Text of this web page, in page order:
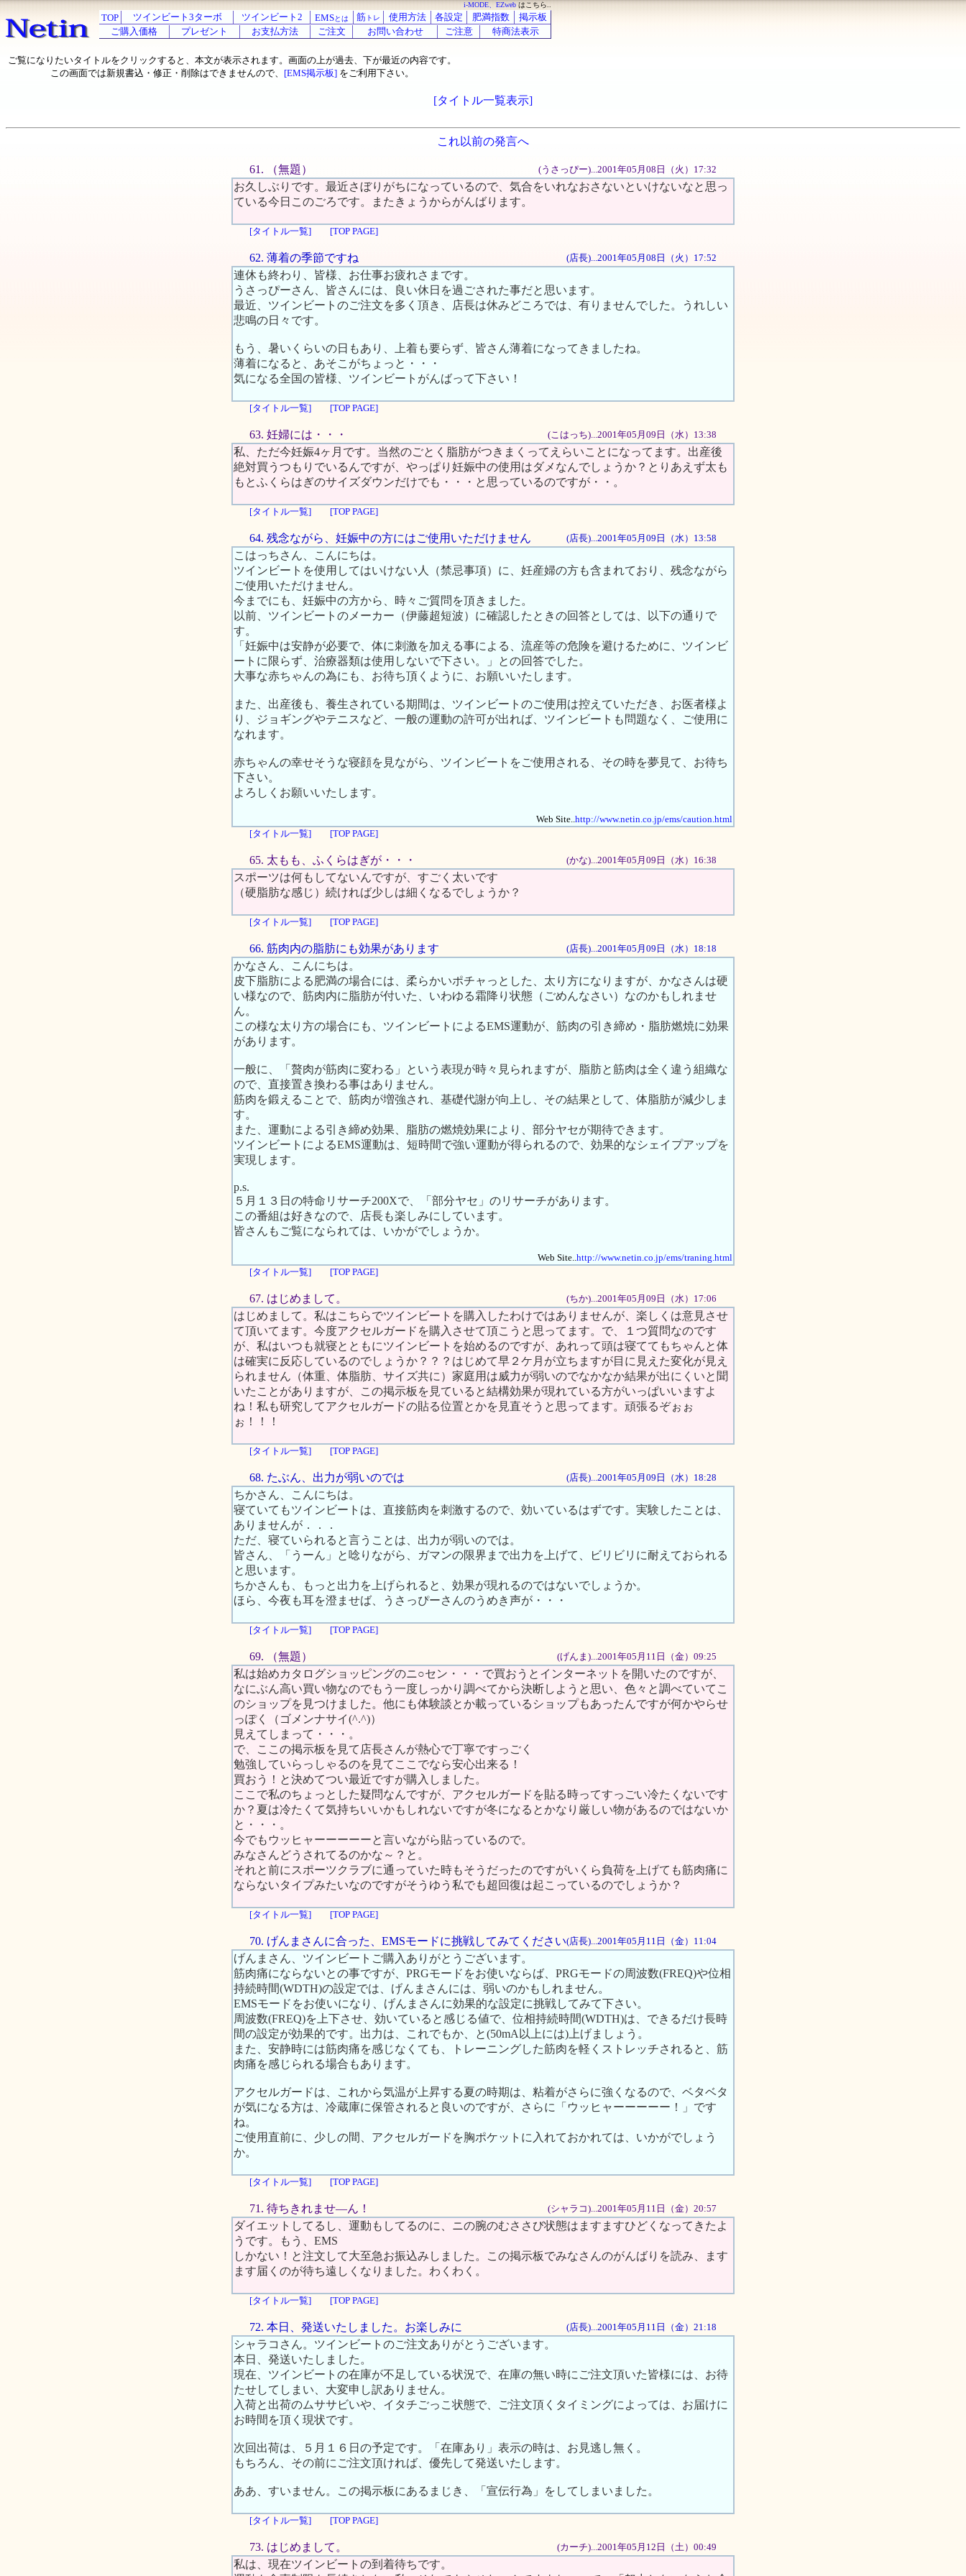
i-MODE、EZweb はこちら..
TOP ツインビート3ターボ ツインビート2 EMSとは 筋 トレ 使用方法 各設定 肥満指数
掲示板
ご購入価格
プレゼント お支払方法 ご注文 お問い合わせ ご注意 特商法表示
ご覧になりたいタイトルをクリックすると、本文が表示されます。画面の上が過去、下が最近の内容です。
この画面では新規書込・修正・削除はできませんので、 [EMS掲示板] をご利用下さい。
[タイトル一覧表示]
これ以前の発言へ
61. （無題） (うさっぴー)...2001年05月08日（火）17:32
お久しぶりです。最近さぼりがちになっているので、気合をいれなおさないといけないなと思っ
ている今日このごろです。またきょうからがんばります。
[タイトル一覧] [TOP PAGE]
62. 薄着の季節ですね (店長)...2001年05月08日（火）17:52
連休も終わり、皆様、お仕事お疲れさまです。
うさっぴーさん、皆さんには、良い休日を過ごされた事だと思います。
最近、ツインビートのご注文を多く頂き、店長は休みどころでは、有りませんでした。うれしい
悲鳴の日々です。
もう、暑いくらいの日もあり、上着も要らず、皆さん薄着になってきましたね。
薄着になると、あそこがちょっと・・・
気になる全国の皆様、ツインビートがんばって下さい！
[タイトル一覧] [TOP PAGE]
63. 妊婦には・・・ (こはっち)...2001年05月09日（水）13:38
私、ただ今妊娠4ヶ月です。当然のごとく脂肪がつきまくってえらいことになってます。出産後
絶対買うつもりでいるんですが、やっぱり妊娠中の使用はダメなんでしょうか？とりあえず太も
もとふくらはぎのサイズダウンだけでも・・・と思っているのですが・・。
[タイトル一覧] [TOP PAGE]
64. 残念ながら、妊娠中の方にはご使用いただけません (店長)...2001年05月09日（水）13:58
こはっちさん、こんにちは。
ツインビートを使用してはいけない人（禁忌事項）に、妊産婦の方も含まれており、残念ながら
ご使用いただけません。
今までにも、妊娠中の方から、時々ご質問を頂きました。
以前、ツインビートのメーカー（伊藤超短波）に確認したときの回答としては、以下の通りで
す。
「妊娠中は安静が必要で、体に刺激を加える事による、流産等の危険を避けるために、ツインビ
ートに限らず、治療器類は使用しないで下さい。」との回答でした。
大事な赤ちゃんの為にも、お待ち頂くように、お願いいたします。
また、出産後も、養生されている期間は、ツインビートのご使用は控えていただき、お医者様よ
り、ジョギングやテニスなど、一般の運動の許可が出れば、ツインビートも問題なく、ご使用に
なれます。
赤ちゃんの幸せそうな寝顔を見ながら、ツインビートをご使用される、その時を夢見て、お待ち
下さい。
よろしくお願いいたします。
Web Site..http://www.netin.co.jp/ems/caution.html
[タイトル一覧]
[TOP PAGE]
65. 太もも、ふくらはぎが・・・ (かな)...2001年05月09日（水）16:38
スポーツは何もしてないんですが、すごく太いです
（硬脂肪な感じ）続ければ少しは細くなるでしょうか？
[タイトル一覧] [TOP PAGE]
66. 筋肉内の脂肪にも効果があります (店長)...2001年05月09日（水）18:18
かなさん、こんにちは。
皮下脂肪による肥満の場合には、柔らかいポチャっとした、太り方になりますが、かなさんは硬
い様なので、筋肉内に脂肪が付いた、いわゆる霜降り状態（ごめんなさい）なのかもしれませ
ん。
この様な太り方の場合にも、ツインビートによるEMS運動が、筋肉の引き締め・脂肪燃焼に効果
があります。
一般に、「贅肉が筋肉に変わる」という表現が時々見られますが、脂肪と筋肉は全く違う組織な
ので、直接置き換わる事はありません。
筋肉を鍛えることで、筋肉が増強され、基礎代謝が向上し、その結果として、体脂肪が減少しま
す。
また、運動による引き締め効果、脂肪の燃焼効果により、部分ヤセが期待できます。
ツインビートによるEMS運動は、短時間で強い運動が得られるので、効果的なシェイプアップを
実現します。
p.s.
５月１３日の特命リサーチ200Xで、「部分ヤセ」のリサーチがあります。
この番組は好きなので、店長も楽しみにしています。
皆さんもご覧になられては、いかがでしょうか。
Web Site..http://www.netin.co.jp/ems/traning.html
[タイトル一覧]
[TOP PAGE]
67. はじめまして。 (ちか)...2001年05月09日（水）17:06
はじめまして。私はこちらでツインビートを購入したわけではありませんが、楽しくは意見させ
て頂いてます。今度アクセルガードを購入させて頂こうと思ってます。で、１つ質問なのです
が、私はいつも就寝とともにツインビートを始めるのですが、あれって頭は寝ててもちゃんと体
は確実に反応しているのでしょうか？？？はじめて早２ケ月が立ちますが目に見えた変化が見え
られません（体重、体脂肪、サイズ共に）家庭用は威力が弱いのでなかなか結果が出にくいと聞
いたことがありますが、この掲示板を見ていると結構効果が現れている方がいっぱいいますよ
ね！私も研究してアクセルガードの貼る位置とかを見直そうと思ってます。頑張るぞぉぉ
ぉ！！！
[タイトル一覧] [TOP PAGE]
68. たぶん、出力が弱いのでは (店長)...2001年05月09日（水）18:28
ちかさん、こんにちは。
寝ていてもツインビートは、直接筋肉を刺激するので、効いているはずです。実験したことは、
ありませんが．．．
ただ、寝ていられると言うことは、出力が弱いのでは。
皆さん、「うーん」と唸りながら、ガマンの限界まで出力を上げて、ビリビリに耐えておられる
と思います。
ちかさんも、もっと出力を上げられると、効果が現れるのではないでしょうか。
ほら、今夜も耳を澄ませば、うさっぴーさんのうめき声が・・・
[タイトル一覧] [TOP PAGE]
69. （無題） (げんま)...2001年05月11日（金）09:25
私は始めカタログショッピングのニ○セン・・・で買おうとインターネットを開いたのですが、
なにぶん高い買い物なのでもう一度しっかり調べてから決断しようと思い、色々と調べていてこ
のショップを見つけました。他にも体験談とか載っているショップもあったんですが何かやらせ
っぽく（ゴメンナサイ(^.^)）
見えてしまって・・・。
で、ここの掲示板を見て店長さんが熱心で丁寧ですっごく
勉強していらっしゃるのを見てここでなら安心出来る！
買おう！と決めてつい最近ですが購入しました。
ここで私のちょっとした疑問なんですが、アクセルガードを貼る時ってすっごい冷たくないです
か？夏は冷たくて気持ちいいかもしれないですが冬になるとかなり厳しい物があるのではないか
と・・・。
今でもウッヒャーーーーーと言いながら貼っているので。
みなさんどうされてるのかな～？と。
それと前にスポーツクラブに通っていた時もそうだったのですがいくら負荷を上げても筋肉痛に
ならないタイプみたいなのですがそうゆう私でも超回復は起こっているのでしょうか？
[タイトル一覧] [TOP PAGE]
70. げんまさんに合った、EMSモードに挑戦してみてください(店長)...2001年05月11日（金）11:04
げんまさん、ツインビートご購入ありがとうございます。
筋肉痛にならないとの事ですが、PRGモードをお使いならば、PRGモードの周波数(FREQ)や位相
持続時間(WDTH)の設定では、げんまさんには、弱いのかもしれません。
EMSモードをお使いになり、げんまさんに効果的な設定に挑戦してみて下さい。
周波数(FREQ)を上下させ、効いていると感じる値で、位相持続時間(WDTH)は、できるだけ長時
間の設定が効果的です。出力は、これでもか、と(50mA以上には)上げましょう。
また、安静時には筋肉痛を感じなくても、トレーニングした筋肉を軽くストレッチされると、筋
肉痛を感じられる場合もあります。
アクセルガードは、これから気温が上昇する夏の時期は、粘着がさらに強くなるので、ベタベタ
が気になる方は、冷蔵庫に保管されると良いのですが、さらに「ウッヒャーーーーー！」です
ね。
ご使用直前に、少しの間、アクセルガードを胸ポケットに入れておかれては、いかがでしょう
か。
[タイトル一覧] [TOP PAGE]
71. 待ちきれませ―ん！ (シャラコ)...2001年05月11日（金）20:57
ダイエットしてるし、運動もしてるのに、ニの腕のむささび状態はますますひどくなってきたよ
うです。もう、EMS
しかない！と注文して大至急お振込みしました。この掲示板でみなさんのがんばりを読み、ます
ます届くのが待ち遠しくなりました。わくわく。
[タイトル一覧] [TOP PAGE]
72. 本日、発送いたしました。お楽しみに (店長)...2001年05月11日（金）21:18
シャラコさん。ツインビートのご注文ありがとうございます。
本日、発送いたしました。
現在、ツインビートの在庫が不足している状況で、在庫の無い時にご注文頂いた皆様には、お待
たせしてしまい、大変申し訳ありません。
入荷と出荷のムササビいや、イタチごっこ状態で、ご注文頂くタイミングによっては、お届けに
お時間を頂く現状です。
次回出荷は、５月１６日の予定です。「在庫あり」表示の時は、お見逃し無く。
もちろん、その前にご注文頂ければ、優先して発送いたします。
ああ、すいません。この掲示板にあるまじき、「宣伝行為」をしてしまいました。
[タイトル一覧] [TOP PAGE]
73. はじめまして。 (カーチ)...2001年05月12日（土）00:49
私は、現在ツインビートの到着待ちです。